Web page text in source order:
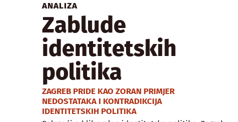
ANALIZA
Zablude
identitetskih
politika
ZAGREB PRIDE KAO ZORAN PRIMJER
NEDOSTATAKA I KONTRADIKCIJA
IDENTITETSKIH POLITIKA